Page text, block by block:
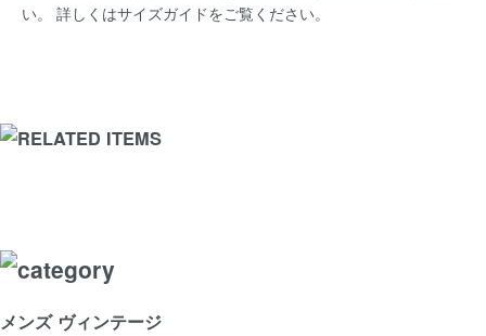
い。 詳しくはサイズガイドをご覧ください。
メンズ ヴィンテージ